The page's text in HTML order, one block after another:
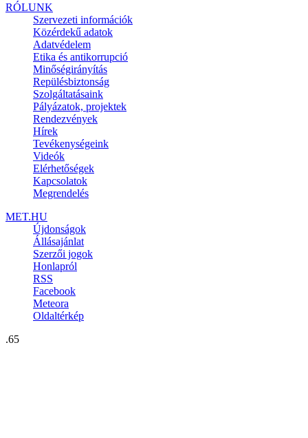
RÓLUNK
Szervezeti információk
Közérdekű adatok
Adatvédelem
Etika és antikorrupció
Minőségirányítás
Repülésbiztonság
Szolgáltatásaink
Pályázatok, projektek
Rendezvények
Hírek
Tevékenységeink
Videók
Elérhetőségek
Kapcsolatok
Megrendelés
MET.HU
Újdonságok
Állásajánlat
Szerzői jogok
Honlapról
RSS
Facebook
Meteora
Oldaltérkép
.65